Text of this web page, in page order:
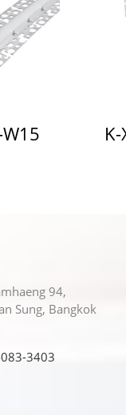
94,
Sung, Bangkok
3403